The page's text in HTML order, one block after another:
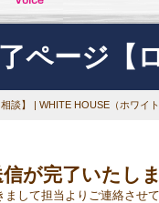
ページ【
談】 | WHITE HOUSE（ホワ
が完了いたしま
して担当よりご連絡させて